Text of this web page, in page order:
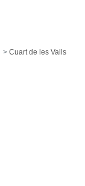
Cuart de les Valls